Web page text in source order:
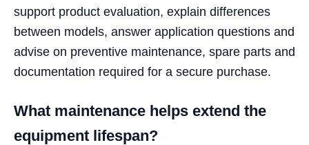
support product evaluation, explain differences
between models, answer application questions and
advise on preventive maintenance, spare parts and
documentation required for a secure purchase.
What maintenance helps extend the
equipment lifespan?